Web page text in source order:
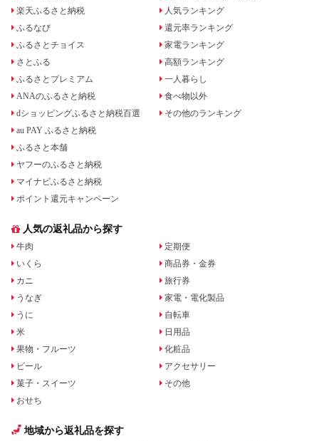
楽天ふるさと納税
ふるなび
ふるさとチョイス
さとふる
ふるさとプレミアム
ANAのふるさと納税
dショッピングふるさと納税百選
au PAY ふるさと納税
ふるさと本舗
ヤフーのふるさと納税
マイナビふるさと納税
ポイント還元キャンペーン
人気ランキング
還元率ランキング
家電ランキング
高額ランキング
一人暮らし
食べ物以外
その他のランキング
人気の返礼品から探す
牛肉
いくら
カニ
うなぎ
うに
米
果物・フルーツ
ビール
菓子・スイーツ
おせち
定期便
商品券・金券
旅行券
家電・電化製品
自転車
日用品
化粧品
アクセサリー
その他
地域から返礼品を探す